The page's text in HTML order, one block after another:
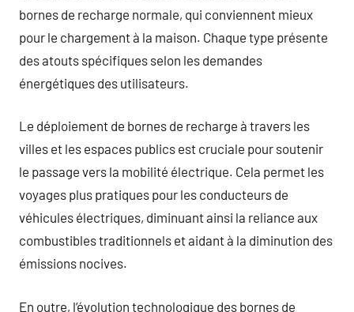
bornes de recharge normale, qui conviennent mieux
pour le chargement à la maison. Chaque type présente
des atouts spécifiques selon les demandes
énergétiques des utilisateurs.
Le déploiement de bornes de recharge à travers les
villes et les espaces publics est cruciale pour soutenir
le passage vers la mobilité électrique. Cela permet les
voyages plus pratiques pour les conducteurs de
véhicules électriques, diminuant ainsi la reliance aux
combustibles traditionnels et aidant à la diminution des
émissions nocives.
En outre, l’évolution technologique des bornes de